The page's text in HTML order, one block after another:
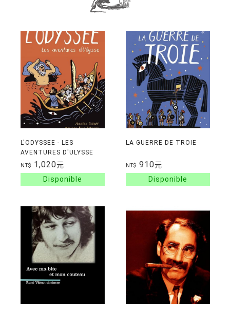
L'ODYSSEE - LES
AVENTURES D'ULYSSE
NT$ 1,020元
LA GUERRE DE TROIE
NT$ 910元